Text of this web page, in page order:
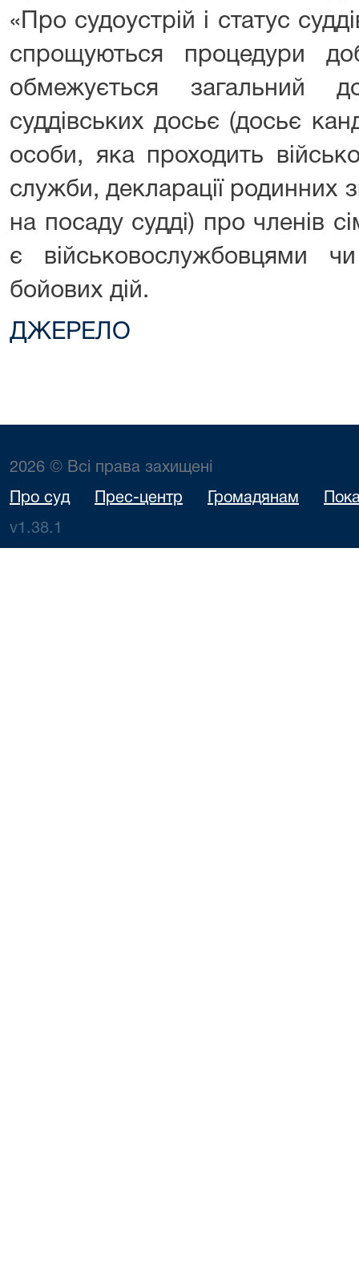
«Про судоустрій і статус
спрощуються процедури
обмежується загальний
суддівських досьє (досьє
особи, яка проходить
служби, декларації родинних
на посаду судді) про членів
є військовослужбовцями
бойових дій.
ДЖЕРЕЛО
2026 © Всі права захищені
Про суд Прес-центр Громадянам
v1.38.1